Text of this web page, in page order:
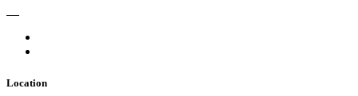
Location